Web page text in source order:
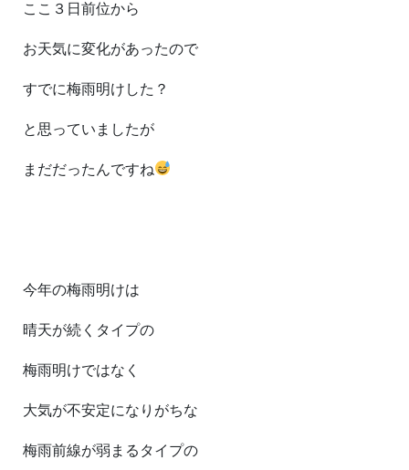
ここ３日前位から
お天気に変化があったので
すでに梅雨明けした？
と思っていましたが
まだだったんですね
今年の梅雨明けは
晴天が続くタイプの
梅雨明けではなく
大気が不安定になりがちな
梅雨前線が弱まるタイプの